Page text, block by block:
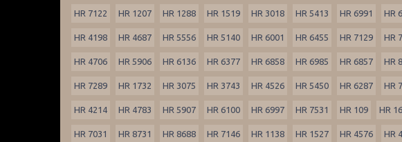
HR 7122 HR 1207 HR 1288 HR 1519 HR 3018 HR 5413 HR 6991 HR
HR 4198 HR 4687 HR 5556 HR 5140 HR 6001 HR 6455 HR 7129 HR
HR 4706 HR 5906 HR 6136 HR 6377 HR 6858 HR 6985 HR 6857 HR
HR 7289 HR 1732 HR 3075 HR 3743 HR 4526 HR 5450 HR 6287 HR
HR 4214 HR 4783 HR 5907 HR 6100 HR 6997 HR 7531 HR 109 HR
HR 7031 HR 8731 HR 8688 HR 7146 HR 1138 HR 1527 HR 4576 HR